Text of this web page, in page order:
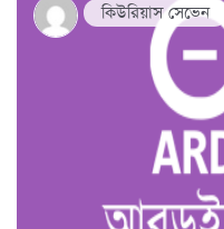
কিউরিয়াস সেভেন